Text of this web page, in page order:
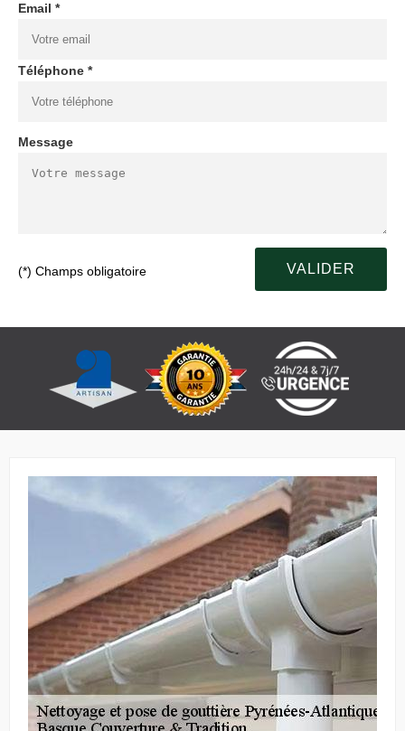
Email *
Téléphone *
Message
(*) Champs obligatoire